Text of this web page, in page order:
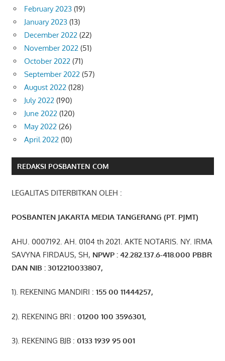
February 2023 (19)
January 2023 (13)
December 2022 (22)
November 2022 (51)
October 2022 (71)
September 2022 (57)
August 2022 (128)
July 2022 (190)
June 2022 (120)
May 2022 (26)
April 2022 (10)
REDAKSI POSBANTEN COM
LEGALITAS DITERBITKAN OLEH :
POSBANTEN JAKARTA MEDIA TANGERANG (PT. PJMT)
AHU. 0007192. AH. 0104 th 2021. AKTE NOTARIS. NY. IRMA
SAVYNA FIRDAUS, SH, NPWP : 42. 282 .137.6-418.000 PBBR
DAN NIB :3012210033807,
1). REKENING MANDIRI : 155 00 11444257,
2). REKENING BRI : 01200 100 3596301,
3). REKENING BJB : 0133 1939 95 001